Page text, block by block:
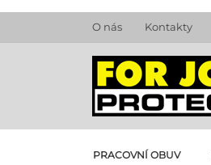
O nás Kontakty
PRACOVNÍ OBUV